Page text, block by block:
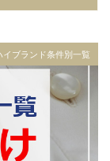
イブランド条件別一覧